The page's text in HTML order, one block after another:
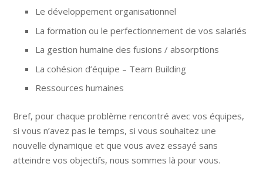
Le développement organisationnel
La formation ou le perfectionnement de vos salariés
La gestion humaine des fusions / absorptions
La cohésion d’équipe – Team Building
Ressources humaines
Bref, pour chaque problème rencontré avec vos équipes,
si vous n’avez pas le temps, si vous souhaitez une
nouvelle dynamique et que vous avez essayé sans
atteindre vos objectifs, nous sommes là pour vous.